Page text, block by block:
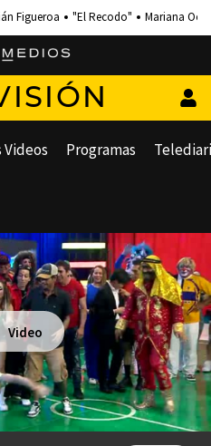
Figueroa "El Recodo" Mariana
Programas
Video